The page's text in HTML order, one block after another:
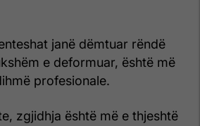
janë dëmtuar rëndë
e deformuar, është më
profesionale.
zgjidhja është më e thjeshtë